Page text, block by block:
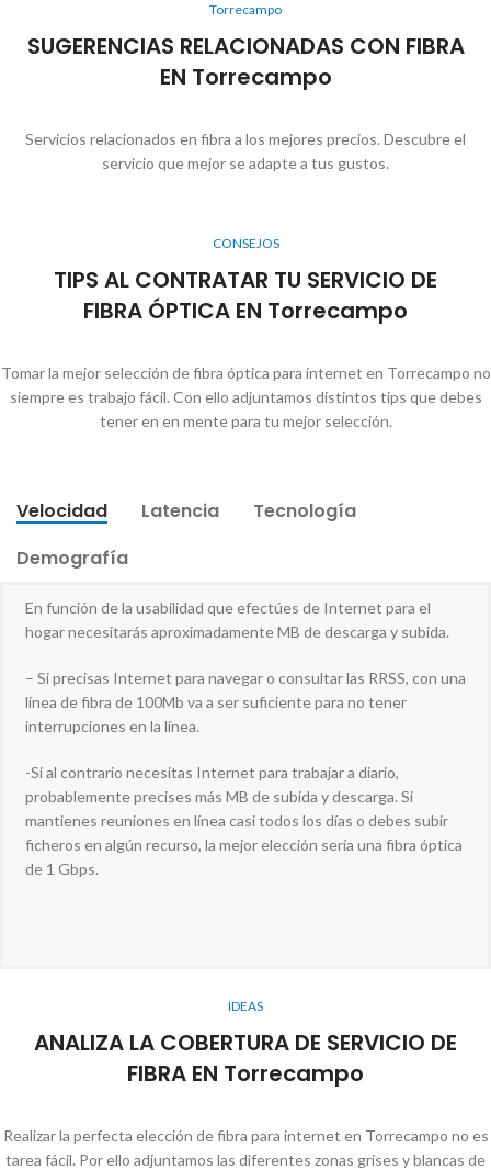
Torrecampo
SUGERENCIAS RELACIONADAS CON FIBRA
EN Torrecampo
Servicios relacionados en fibra a los mejores precios. Descubre el
servicio que mejor se adapte a tus gustos.
CONSEJOS
TIPS AL CONTRATAR TU SERVICIO DE
FIBRA ÓPTICA EN Torrecampo
Tomar la mejor selección de fibra óptica para internet en Torrecampo no
siempre es trabajo fácil. Con ello adjuntamos distintos tips que debes
tener en en mente para tu mejor selección.
Velocidad Latencia
Tecnología
Demografía
En función de la usabilidad que efectúes de Internet para el
hogar necesitarás aproximadamente MB de descarga y subida.
– Si precisas Internet para navegar o consultar las RRSS, con una
línea de fibra de 100Mb va a ser suficiente para no tener
interrupciones en la línea.
-Si al contrario necesitas Internet para trabajar a diario,
probablemente precises más MB de subida y descarga. Si
mantienes reuniones en línea casi todos los días o debes subir
ficheros en algún recurso, la mejor elección sería una fibra óptica
de 1 Gbps.
IDEAS
ANALIZA LA COBERTURA DE SERVICIO DE
FIBRA EN Torrecampo
Realizar la perfecta elección de fibra para internet en Torrecampo no es
tarea fácil. Por ello adjuntamos las diferentes zonas grises y blancas de